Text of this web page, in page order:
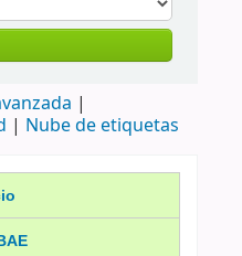
Nube de etiquetas